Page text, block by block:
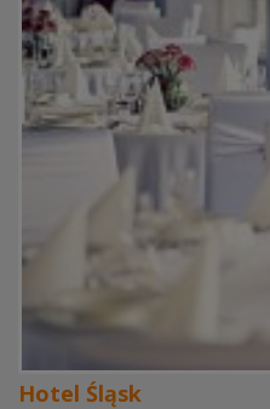
Hotel Śląsk